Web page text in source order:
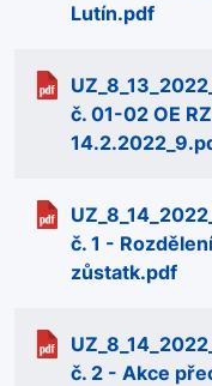
Lutín.pdf
č. 01-02 OE
č. 1 -
zůstatk.pdf
č. 2 - Akce